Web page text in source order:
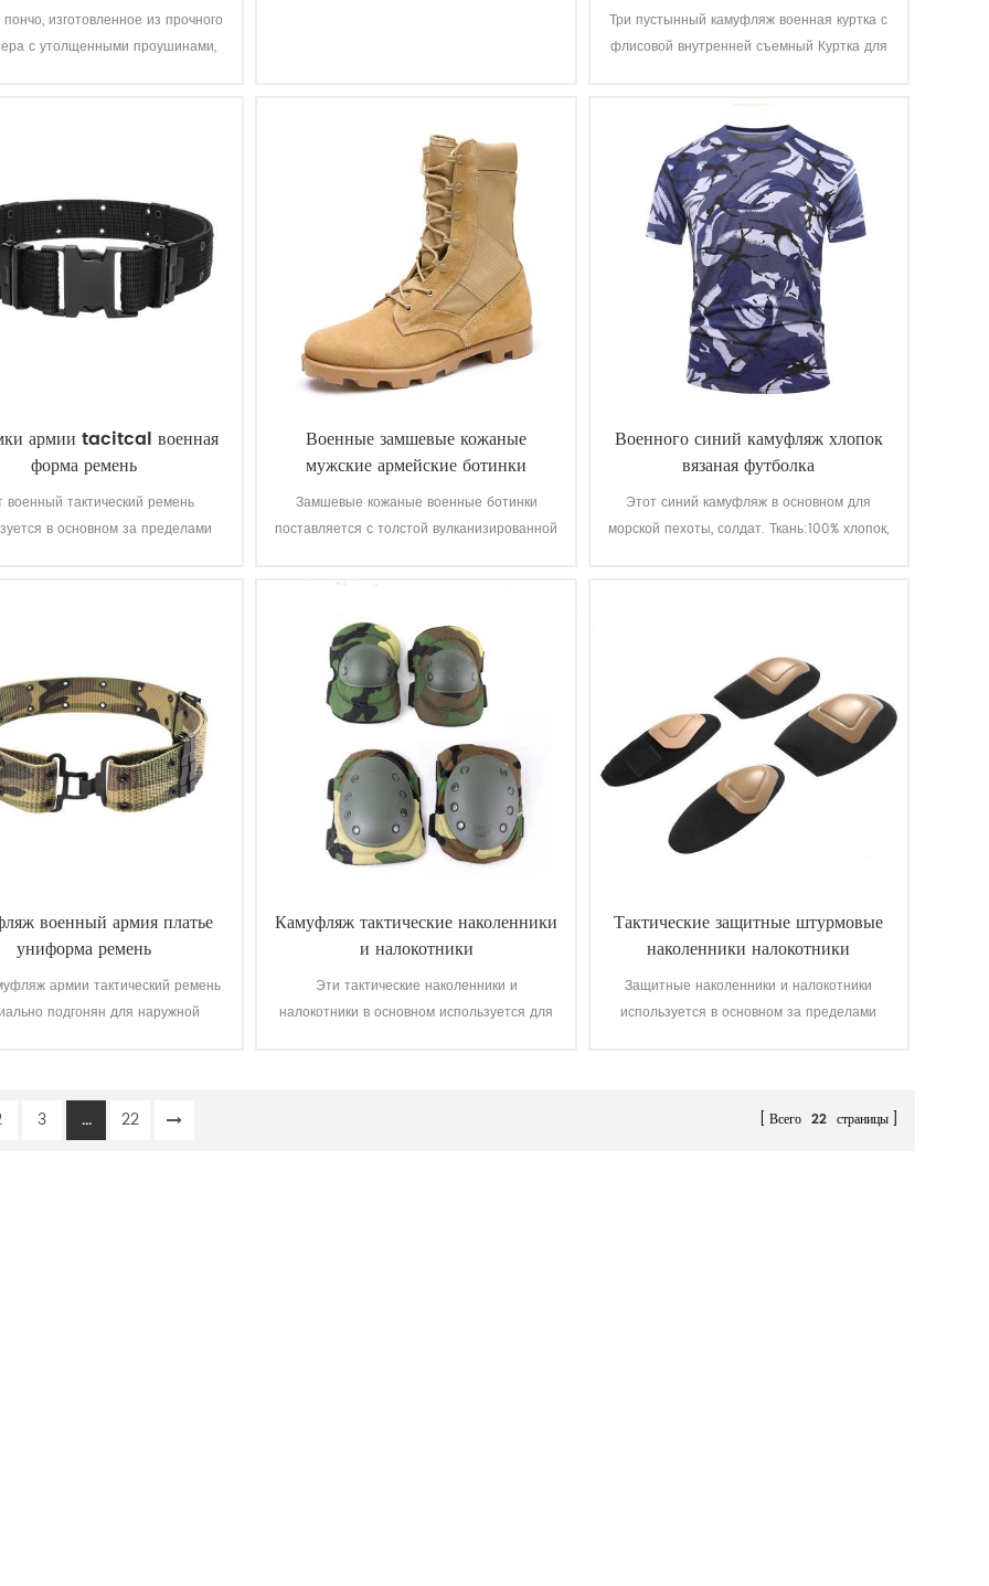
изготовленное из прочного
с утолщенными проушинами,
Три пустынный камуфляж военная куртка с
флисовой внутренней съемный Куртка для
армии tacitcal военная
форма ремень
военный тактический ремень
в основном за пределами
Военные замшевые кожаные
мужские армейские ботинки
Замшевые кожаные военные ботинки
поставляется с толстой вулканизированной
повышения тяги в то время как вы
натуральной кожи для достижения
хорошего качества, прочный, удобный,
дышащий. С опционально
водонепроницаемый, маслостойкие,
огнестойкие, функция колото-
доказательство.
Военного синий камуфляж хлопок
вязаная футболка
Этот синий камуфляж в основном для
морской пехоты, солдат. Ткань:100% хлопок,
военный армия платье
униформа ремень
армии тактический ремень
подгонян для наружной
Камуфляж тактические наколенники
и налокотники
Эти тактические наколенники и
налокотники в основном используется для
Тактические защитные штурмовые
наколенники налокотники
Защитные наколенники и налокотники
используется в основном за пределами
3 ... 22 Всего 22 страницы